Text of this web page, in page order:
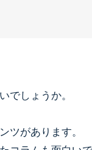
でしょうか。
ツがあります。